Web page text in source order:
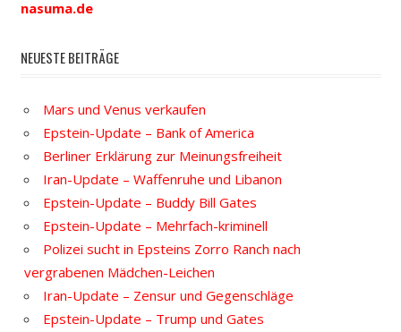
nasuma.de
NEUESTE BEITRÄGE
Mars und Venus verkaufen
Epstein-Update – Bank of America
Berliner Erklärung zur Meinungsfreiheit
Iran-Update – Waffenruhe und Libanon
Epstein-Update – Buddy Bill Gates
Epstein-Update – Mehrfach-kriminell
Polizei sucht in Epsteins Zorro Ranch nach
vergrabenen Mädchen-Leichen
Iran-Update – Zensur und Gegenschläge
Epstein-Update – Trump und Gates